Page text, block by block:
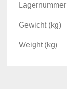
Lagernummer
Gewicht (kg)
Weight (kg)